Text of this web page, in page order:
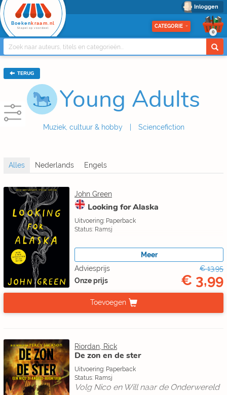
Inloggen
Boeken kraam.nl
Stapel op voordeel CATEGORIE
0
TERUG
Young Adults
Muziek, cultuur & hobby Sciencefiction
John Green
Looking for Alaska
Uitvoering: Paperback
Status: Ramsj
Meer
Adviesprijs
€ 13,95
Onze prijs
€ 3,99
Toevoegen
Riordan, Rick
De zon en de ster
Uitvoering: Paperback
Status: Ramsj
Volg Nico en Will naar de Onderwereld